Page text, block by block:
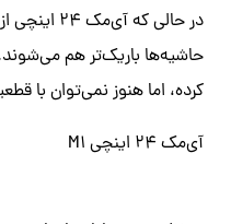
در حالی
حاشیه‌ها باریک‌تر هم
کرده، اما هنوز نمی‌توان با
آی‌مک ۲۴ اینچی M1